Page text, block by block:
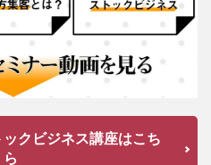
ックビジネス講座はこち
ら